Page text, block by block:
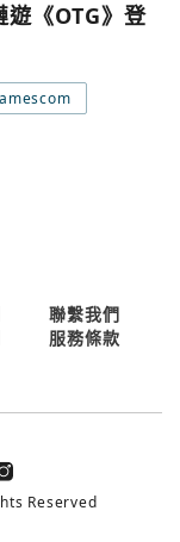
遊《OTG》登
聯繫我們
服務條款
Reserved